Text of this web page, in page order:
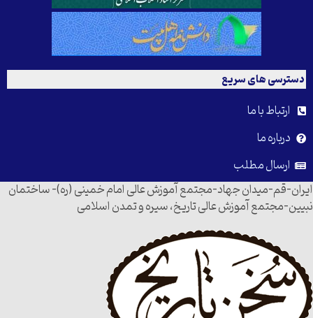
دسترسی های سریع
ارتباط با ما
درباره ما
ارسال مطلب
ایران-قم-میدان جهاد-مجتمع آموزش عالی امام خمینی (ره)- ساختمان
نبیین-مجتمع آموزش عالی تاریخ، سیره و تمدن اسلامی